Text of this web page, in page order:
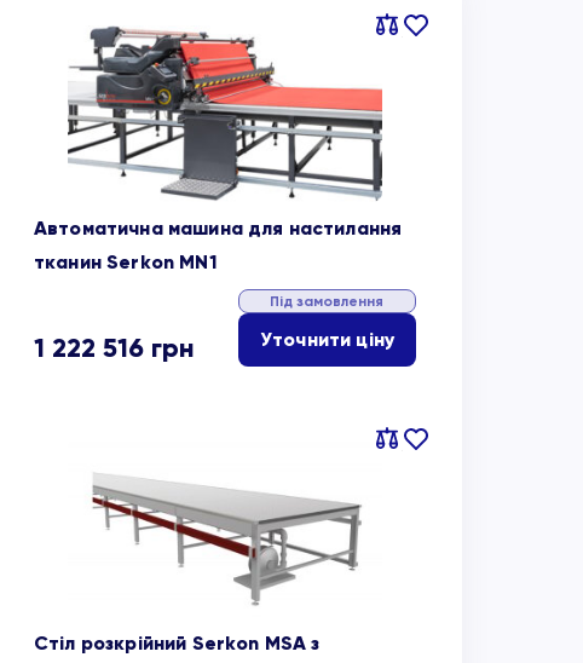
Порівняти
В
Автоматична машина для настилання
тканин Serkon MN1
1 222 516 грн
Під замовлення
Уточнити ціну
Порівняти
В
Стіл розкрійний Serkon MSA з